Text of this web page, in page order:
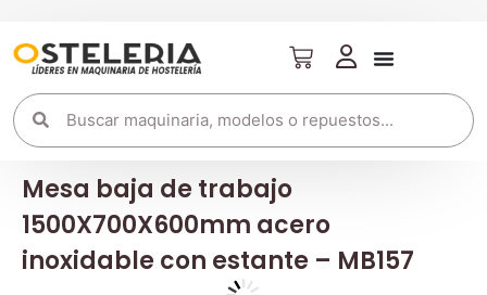
Mesa baja de trabajo
1500X700X600mm acero
inoxidable con estante – MB157